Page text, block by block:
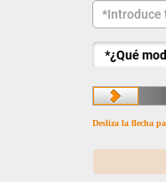
Desliza la flecha